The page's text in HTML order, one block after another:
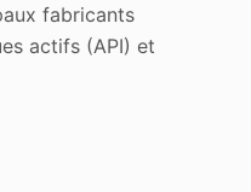
fabricants
actifs (API) et